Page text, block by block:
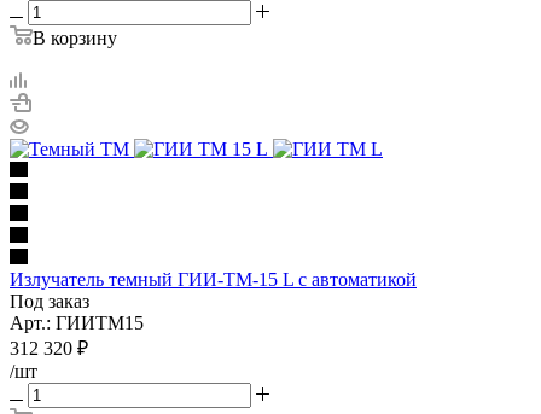
В корзину
Излучатель темный ГИИ-ТМ-15 L с автоматикой
Под заказ
Арт.: ГИИТМ15
312 320 ₽
/шт